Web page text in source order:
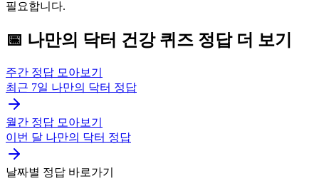
필요합니다.
📅 나만의 닥터 건강 퀴즈 정답 더 보기
주간 정답 모아보기
최근 7일 나만의 닥터 정답
월간 정답 모아보기
이번 달 나만의 닥터 정답
날짜별 정답 바로가기